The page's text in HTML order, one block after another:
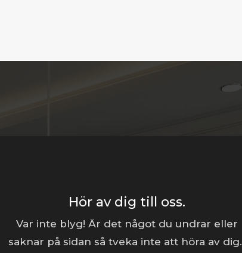
Hör av dig till oss.
Var inte blyg! Är det något du undrar eller
saknar på sidan så tveka inte att höra av dig.